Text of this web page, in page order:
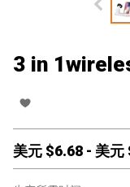
3 in
美元 $6.68 - 美元